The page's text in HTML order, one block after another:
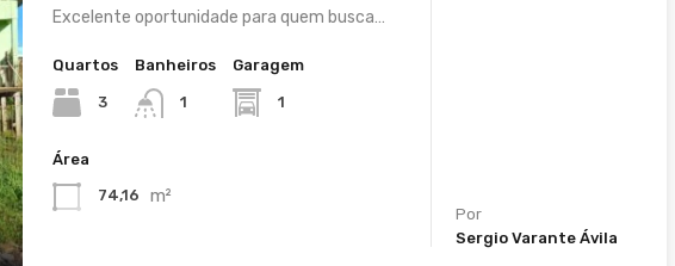
Excelente oportunidade para quem busca…
Quartos
3
Banheiros
1
Garagem
1
Área
74,16 m²
Por
Sergio Varante Ávila